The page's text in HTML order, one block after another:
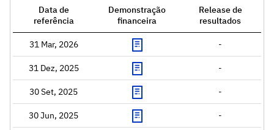
Data de
referência
Demonstração
financeira
Release de
resultados
31 Mar, 2026 -
31 Dez, 2025 -
30 Set, 2025 -
30 Jun, 2025 -